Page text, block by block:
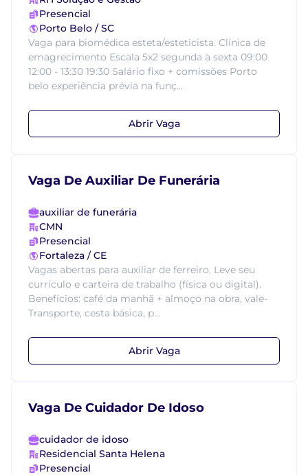
Presencial
Porto Belo / SC
Vaga para biomédica esteta/esteticista. Clínica de
emagrecimento Escala 5x2 segunda à sexta 09:00
12:00 - 13:30 19:30 Salário fixo + comissões Porto
belo experiência prévia na funç...
Abrir Vaga
Vaga De Auxiliar De Funerária
auxiliar de funerária
CMN
Presencial
Fortaleza / CE
Vagas abertas para auxiliar de ferreiro. Leve seu
currículo e carteira de trabalho (física ou digital).
Benefícios: café da manhã + almoço na obra, vale-
Transporte, cesta básica, p...
Abrir Vaga
Vaga De Cuidador De Idoso
cuidador de idoso
Residencial Santa Helena
Presencial